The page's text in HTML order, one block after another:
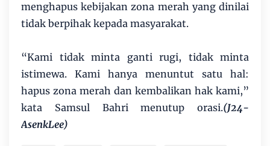
menghapus kebijakan zona merah yang dinilai
tidak berpihak kepada masyarakat.
“Kami tidak minta ganti rugi, tidak minta
istimewa. Kami hanya menuntut satu hal:
hapus zona merah dan kembalikan hak kami,”
kata Samsul Bahri menutup orasi.(J24-
AsenkLee)